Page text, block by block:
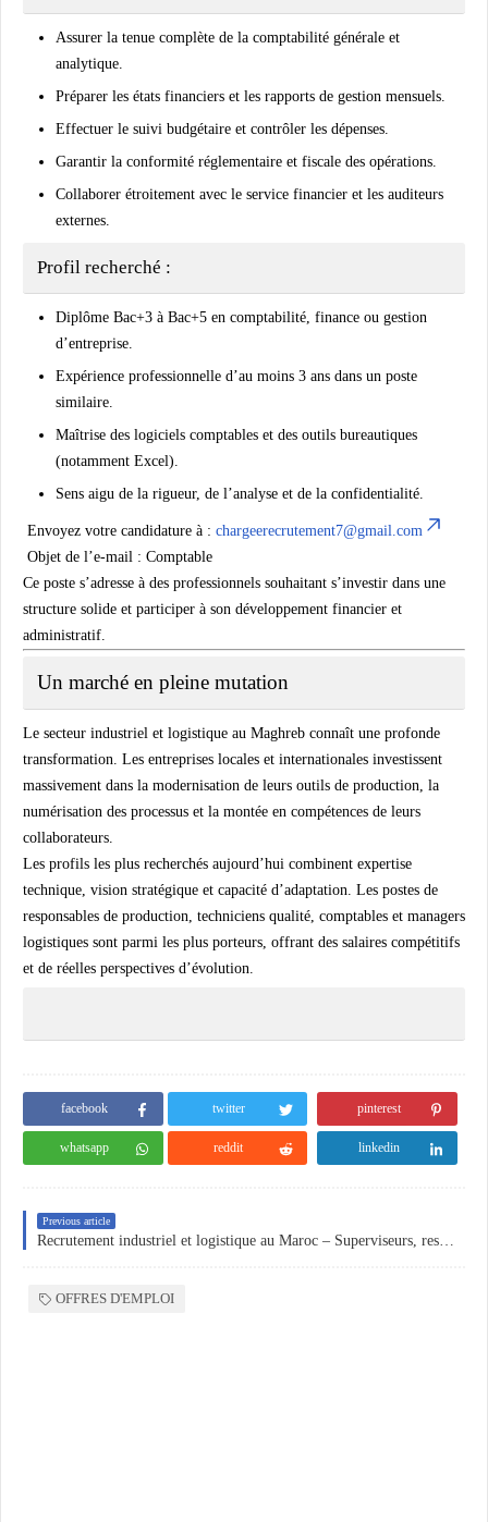
Assurer la tenue complète de la comptabilité générale et
analytique
Préparer les états financiers et les rapports de gestion mensuels.
Effectuer le suivi budgétaire et contrôler les dépenses.
Garantir la conformité réglementaire et fiscale des opérations.
Collaborer étroitement avec le service financier et les auditeurs
externes.
Profil recherché :
Diplôme Bac+3 à Bac+5 en comptabilité, finance ou gestion
d’entreprise
Expérience professionnelle d’au moins 3 ans dans un poste
similaire.
Maîtrise des logiciels comptables et des outils bureautiques
(notamment Excel).
Sens aigu de la rigueur, de l’analyse et de la confidentialité.
Envoyez votre candidature à : chargeerecrutement7@gmail.com
Objet de l’e-mail : Comptable
Ce poste s’adresse à des professionnels souhaitant s’investir dans une
structure solide et participer à son développement financier et
administratif.
Un marché en pleine mutation
Le secteur industriel et logistique au Maghreb connaît une profonde
transformation. Les entreprises locales et internationales investissent
massivement dans la modernisation de leurs outils de production, la
numérisation des processus et la montée en compétences de leurs
collaborateurs.
Les profils les plus recherchés aujourd’hui combinent expertise
technique vision stratégique et capacité d’adaptation . Les postes de
responsables de production techniciens qualité comptables et managers
logistiques sont parmi les plus porteurs, offrant des salaires compétitifs
et de réelles perspectives d’évolution.
facebook twitter pinterest
whatsapp reddit linkedin
Previous article
OFFRES D'EMPLOI